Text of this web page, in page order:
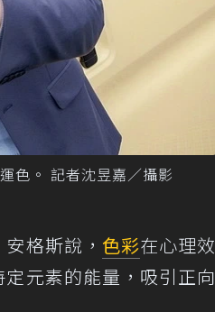
色。 記者沈昱嘉／攝影
格斯說， 色彩在心理效
元素的能量，吸引正向